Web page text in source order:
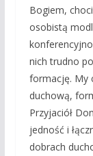
Bogiem,
osobistą
nich trudno
formację. My
duchową,
Przyjaciół
jedność i
dobrach